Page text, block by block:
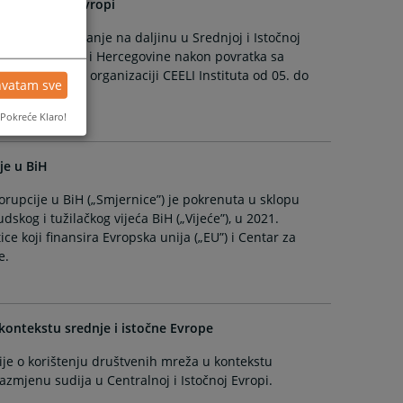
i Istočnoj Evropi
za sudovanje na daljinu u Srednjoj i Istočnoj
Suda Bosne i Hercegovine nakon povratka sa
u Pragu u organizaciji CEELI Instituta od 05. do
u BiH
u BiH („Smjernice”) je pokrenuta u sklopu
i tužilačkog vijeća BiH („Vijeće”), u 2021.
koji finansira Evropska unija („EU”) i Centar za
srednje i istočne Evrope
o korištenju društvenih mreža u kontekstu
sudija u Centralnoj i Istočnoj Evropi.
sve
Pokreće Klaro!